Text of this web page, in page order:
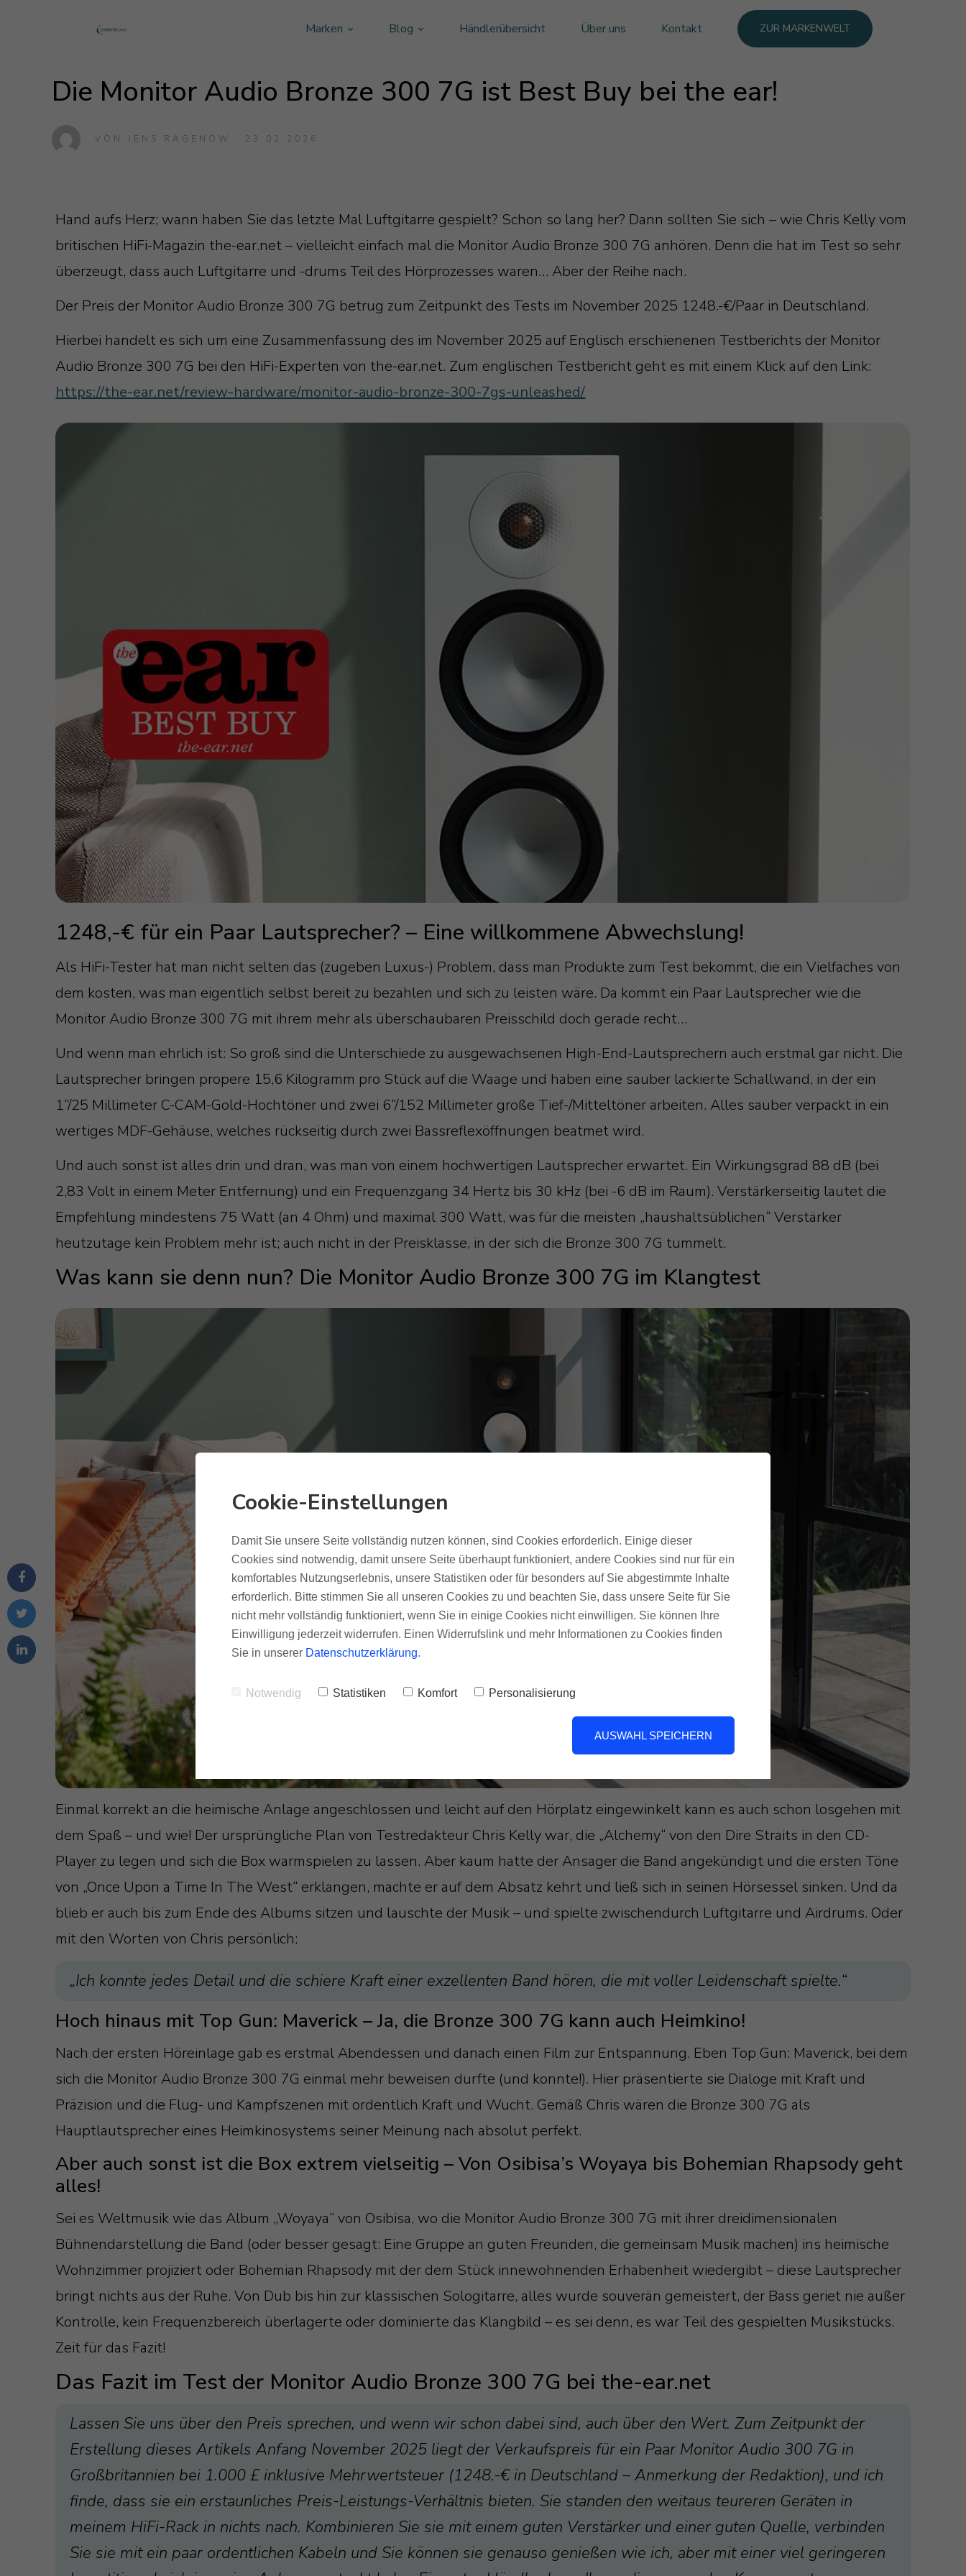
Marken Blog Händlerübersicht Über uns Kontakt ZUR MARKENWELT
Monitor Audio Custom Install
Blok
Blog Roksan
Die Monitor Audio Bronze 300 7G ist Best Buy bei the ear!
VON JENS RAGENOW 23.02.2026
Hand aufs Herz; wann haben Sie das letzte Mal Luftgitarre gespielt? Schon so lang her? Dann sollten Sie sich – wie Chris Kelly vom
britischen HiFi-Magazin the-ear.net – vielleicht einfach mal die Monitor Audio Bronze 300 7G anhören. Denn die hat im Test so sehr
überzeugt, dass auch Luftgitarre und -drums Teil des Hörprozesses waren… Aber der Reihe nach.
Der Preis der Monitor Audio Bronze 300 7G betrug zum Zeitpunkt des Tests im November 2025 1248.-€/Paar in Deutschland.
Hierbei handelt es sich um eine Zusammenfassung des im November 2025 auf Englisch erschienenen Testberichts der Monitor
Audio Bronze 300 7G bei den HiFi-Experten von the-ear.net. Zum englischen Testbericht geht es mit einem Klick auf den Link:
https://the-ear.net/review-hardware/monitor-audio-bronze-300-7gs-unleashed/
1248,-€ für ein Paar Lautsprecher? – Eine willkommene Abwechslung!
Als HiFi-Tester hat man nicht selten das (zugeben Luxus-) Problem, dass man Produkte zum Test bekommt, die ein Vielfaches von
dem kosten, was man eigentlich selbst bereit zu bezahlen und sich zu leisten wäre. Da kommt ein Paar Lautsprecher wie die
Monitor Audio Bronze 300 7G mit ihrem mehr als überschaubaren Preisschild doch gerade recht…
Und wenn man ehrlich ist: So groß sind die Unterschiede zu ausgewachsenen High-End-Lautsprechern auch erstmal gar nicht. Die
Lautsprecher bringen propere 15,6 Kilogramm pro Stück auf die Waage und haben eine sauber lackierte Schallwand, in der ein
1“/25 Millimeter C-CAM-Gold-Hochtöner und zwei 6“/152 Millimeter große Tief-/Mitteltöner arbeiten. Alles sauber verpackt in ein
wertiges MDF-Gehäuse, welches rückseitig durch zwei Bassreflexöffnungen beatmet wird.
Und auch sonst ist alles drin und dran, was man von einem hochwertigen Lautsprecher erwartet. Ein Wirkungsgrad 88 dB (bei
2,83 Volt in einem Meter Entfernung) und ein Frequenzgang 34 Hertz bis 30 kHz (bei -6 dB im Raum). Verstärkerseitig lautet die
Empfehlung mindestens 75 Watt (an 4 Ohm) und maximal 300 Watt, was für die meisten „haushaltsüblichen“ Verstärker
heutzutage kein Problem mehr ist; auch nicht in der Preisklasse, in der sich die Bronze 300 7G tummelt.
Was kann sie denn nun? Die Monitor Audio Bronze 300 7G im Klangtest
Einmal korrekt an die heimische Anlage angeschlossen und leicht auf den Hörplatz eingewinkelt kann es auch schon losgehen mit
dem Spaß – und wie! Der ursprüngliche Plan von Testredakteur Chris Kelly war, die „Alchemy“ von den Dire Straits in den CD-
Player zu legen und sich die Box warmspielen zu lassen. Aber kaum hatte der Ansager die Band angekündigt und die ersten Töne
von „Once Upon a Time In The West“ erklangen, machte er auf dem Absatz kehrt und ließ sich in seinen Hörsessel sinken. Und da
blieb er auch bis zum Ende des Albums sitzen und lauschte der Musik – und spielte zwischendurch Luftgitarre und Airdrums. Oder
mit den Worten von Chris persönlich:
„Ich konnte jedes Detail und die schiere Kraft einer exzellenten Band hören, die mit voller Leidenschaft spielte.“
Hoch hinaus mit Top Gun: Maverick – Ja, die Bronze 300 7G kann auch Heimkino!
Nach der ersten Höreinlage gab es erstmal Abendessen und danach einen Film zur Entspannung. Eben Top Gun: Maverick, bei dem
sich die Monitor Audio Bronze 300 7G einmal mehr beweisen durfte (und konnte!). Hier präsentierte sie Dialoge mit Kraft und
Präzision und die Flug- und Kampfszenen mit ordentlich Kraft und Wucht. Gemäß Chris wären die Bronze 300 7G als
Hauptlautsprecher eines Heimkinosystems seiner Meinung nach absolut perfekt.
Aber auch sonst ist die Box extrem vielseitig – Von Osibisa’s Woyaya bis Bohemian Rhapsody geht
alles!
Sei es Weltmusik wie das Album „Woyaya“ von Osibisa, wo die Monitor Audio Bronze 300 7G mit ihrer dreidimensionalen
Bühnendarstellung die Band (oder besser gesagt: Eine Gruppe an guten Freunden, die gemeinsam Musik machen) ins heimische
Wohnzimmer projiziert oder Bohemian Rhapsody mit der dem Stück innewohnenden Erhabenheit wiedergibt – diese Lautsprecher
bringt nichts aus der Ruhe. Von Dub bis hin zur klassischen Sologitarre, alles wurde souverän gemeistert, der Bass geriet nie außer
Kontrolle, kein Frequenzbereich überlagerte oder dominierte das Klangbild – es sei denn, es war Teil des gespielten Musikstücks.
Zeit für das Fazit!
Das Fazit im Test der Monitor Audio Bronze 300 7G bei the-ear.net
Lassen Sie uns über den Preis sprechen, und wenn wir schon dabei sind, auch über den Wert. Zum Zeitpunkt der
Erstellung dieses Artikels Anfang November 2025 liegt der Verkaufspreis für ein Paar Monitor Audio 300 7G in
Großbritannien bei 1.000 £ inklusive Mehrwertsteuer (1248.-€ in Deutschland – Anmerkung der Redaktion), und ich
finde, dass sie ein erstaunliches Preis-Leistungs-Verhältnis bieten. Sie standen den weitaus teureren Geräten in
meinem HiFi-Rack in nichts nach. Kombinieren Sie sie mit einem guten Verstärker und einer guten Quelle, verbinden
Sie sie mit ein paar ordentlichen Kabeln und Sie können sie genauso genießen wie ich, aber mit einer viel geringeren
Cookie-Einstellungen
Damit Sie unsere Seite vollständig nutzen können, sind Cookies erforderlich. Einige dieser
Cookies sind notwendig, damit unsere Seite überhaupt funktioniert, andere Cookies sind nur für ein
komfortables Nutzungserlebnis, unsere Statistiken oder für besonders auf Sie abgestimmte Inhalte
erforderlich. Bitte stimmen Sie all unseren Cookies zu und beachten Sie, dass unsere Seite für Sie
nicht mehr vollständig funktioniert, wenn Sie in einige Cookies nicht einwilligen. Sie können Ihre
Einwilligung jederzeit widerrufen. Einen Widerrufslink und mehr Informationen zu Cookies finden
Sie in unserer Datenschutzerklärung.
Notwendig Statistiken Komfort Personalisierung
AUSWAHL SPEICHERN